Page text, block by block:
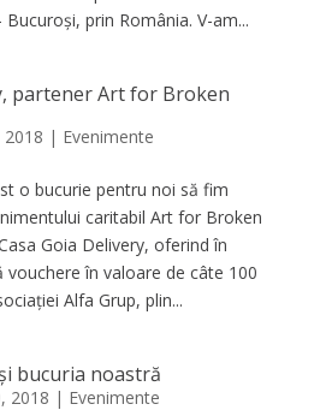
prin România. V-am...
partener Art for Broken
| Evenimente
o bucurie pentru noi să fim
caritabil Art for Broken
Goia Delivery, oferind în
vouchere în valoare de câte 100
Alfa Grup, plin...
bucuria noastră
2018 | Evenimente